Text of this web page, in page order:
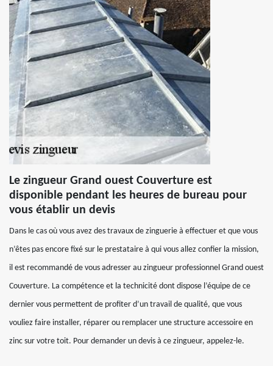
Le zingueur Grand ouest Couverture est
disponible pendant les heures de bureau pour
vous établir un devis
Dans le cas où vous avez des travaux de zinguerie à effectuer et que vous
n’êtes pas encore fixé sur le prestataire à qui vous allez confier la mission,
il est recommandé de vous adresser au zingueur professionnel Grand ouest
Couverture. La compétence et la technicité dont dispose l’équipe de ce
dernier vous permettent de profiter d’un travail de qualité, que vous
vouliez faire installer, réparer ou remplacer une structure accessoire en
zinc sur votre toit. Pour demander un devis à ce zingueur, appelez-le.